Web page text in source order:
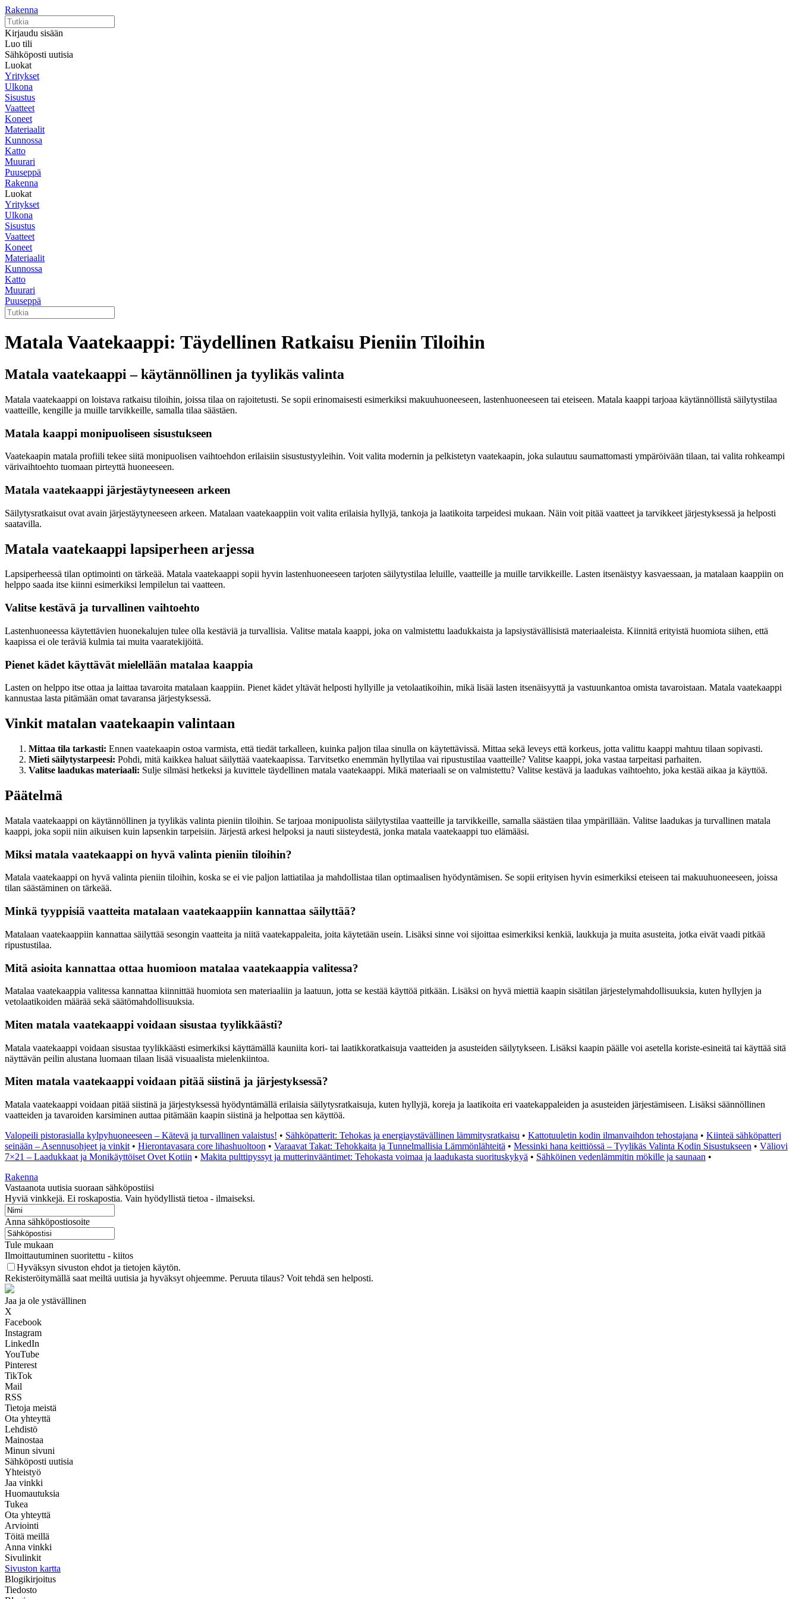
Rakenna
Kirjaudu sisään
Luo tili
Sähköposti uutisia
Luokat
Yritykset
Ulkona
Sisustus
Vaatteet
Koneet
Materiaalit
Kunnossa
Katto
Muurari
Puuseppä
Rakenna
Luokat
Yritykset
Ulkona
Sisustus
Vaatteet
Koneet
Materiaalit
Kunnossa
Katto
Muurari
Puuseppä
Matala Vaatekaappi: Täydellinen Ratkaisu Pieniin Tiloihin
Matala vaatekaappi – käytännöllinen ja tyylikäs valinta
Matala vaatekaappi on loistava ratkaisu tiloihin, joissa tilaa on rajoitetusti. Se sopii erinomaisesti esimerkiksi makuuhuoneeseen, lastenhuoneeseen tai eteiseen. Matala kaappi tarjoaa käytännöllistä säilytystilaa
vaatteille, kengille ja muille tarvikkeille, samalla tilaa säästäen.
Matala kaappi monipuoliseen sisustukseen
Vaatekaapin matala profiili tekee siitä monipuolisen vaihtoehdon erilaisiin sisustustyyleihin. Voit valita modernin ja pelkistetyn vaatekaapin, joka sulautuu saumattomasti ympäröivään tilaan, tai valita rohkeampi
värivaihtoehto tuomaan pirteyttä huoneeseen.
Matala vaatekaappi järjestäytyneeseen arkeen
Säilytysratkaisut ovat avain järjestäytyneeseen arkeen. Matalaan vaatekaappiin voit valita erilaisia hyllyjä, tankoja ja laatikoita tarpeidesi mukaan. Näin voit pitää vaatteet ja tarvikkeet järjestyksessä ja helposti
saatavilla.
Matala vaatekaappi lapsiperheen arjessa
Lapsiperheessä tilan optimointi on tärkeää. Matala vaatekaappi sopii hyvin lastenhuoneeseen tarjoten säilytystilaa leluille, vaatteille ja muille tarvikkeille. Lasten itsenäistyy kasvaessaan, ja matalaan kaappiin on
helppo saada itse kiinni esimerkiksi lempilelun tai vaatteen.
Valitse kestävä ja turvallinen vaihtoehto
Lastenhuoneessa käytettävien huonekalujen tulee olla kestäviä ja turvallisia. Valitse matala kaappi, joka on valmistettu laadukkaista ja lapsiystävällisistä materiaaleista. Kiinnitä erityistä huomiota siihen, että
kaapissa ei ole teräviä kulmia tai muita vaaratekijöitä.
Pienet kädet käyttävät mielellään matalaa kaappia
Lasten on helppo itse ottaa ja laittaa tavaroita matalaan kaappiin. Pienet kädet yltävät helposti hyllyille ja vetolaatikoihin, mikä lisää lasten itsenäisyyttä ja vastuunkantoa omista tavaroistaan. Matala vaatekaappi
kannustaa lasta pitämään omat tavaransa järjestyksessä.
Vinkit matalan vaatekaapin valintaan
Mittaa tila tarkasti: Ennen vaatekaapin ostoa varmista, että tiedät tarkalleen, kuinka paljon tilaa sinulla on käytettävissä. Mittaa sekä leveys että korkeus, jotta valittu kaappi mahtuu tilaan sopivasti.
Mieti säilytystarpeesi: Pohdi, mitä kaikkea haluat säilyttää vaatekaapissa. Tarvitsetko enemmän hyllytilaa vai ripustustilaa vaatteille? Valitse kaappi, joka vastaa tarpeitasi parhaiten.
Valitse laadukas materiaali: Sulje silmäsi hetkeksi ja kuvittele täydellinen matala vaatekaappi. Mikä materiaali se on valmistettu? Valitse kestävä ja laadukas vaihtoehto, joka kestää aikaa ja käyttöä.
Päätelmä
Matala vaatekaappi on käytännöllinen ja tyylikäs valinta pieniin tiloihin. Se tarjoaa monipuolista säilytystilaa vaatteille ja tarvikkeille, samalla säästäen tilaa ympärillään. Valitse laadukas ja turvallinen matala
kaappi, joka sopii niin aikuisen kuin lapsenkin tarpeisiin. Järjestä arkesi helpoksi ja nauti siisteydestä, jonka matala vaatekaappi tuo elämääsi.
Miksi matala vaatekaappi on hyvä valinta pieniin tiloihin?
Matala vaatekaappi on hyvä valinta pieniin tiloihin, koska se ei vie paljon lattiatilaa ja mahdollistaa tilan optimaalisen hyödyntämisen. Se sopii erityisen hyvin esimerkiksi eteiseen tai makuuhuoneeseen, joissa
tilan säästäminen on tärkeää.
Minkä tyyppisiä vaatteita matalaan vaatekaappiin kannattaa säilyttää?
Matalaan vaatekaappiin kannattaa säilyttää sesongin vaatteita ja niitä vaatekappaleita, joita käytetään usein. Lisäksi sinne voi sijoittaa esimerkiksi kenkiä, laukkuja ja muita asusteita, jotka eivät vaadi pitkää
ripustustilaa.
Mitä asioita kannattaa ottaa huomioon matalaa vaatekaappia valitessa?
Matalaa vaatekaappia valitessa kannattaa kiinnittää huomiota sen materiaaliin ja laatuun, jotta se kestää käyttöä pitkään. Lisäksi on hyvä miettiä kaapin sisätilan järjestelymahdollisuuksia, kuten hyllyjen ja
vetolaatikoiden määrää sekä säätömahdollisuuksia.
Miten matala vaatekaappi voidaan sisustaa tyylikkäästi?
Matala vaatekaappi voidaan sisustaa tyylikkäästi esimerkiksi käyttämällä kauniita kori- tai laatikkoratkaisuja vaatteiden ja asusteiden säilytykseen. Lisäksi kaapin päälle voi asetella koriste-esineitä tai käyttää sitä
näyttävän peilin alustana luomaan tilaan lisää visuaalista mielenkiintoa.
Miten matala vaatekaappi voidaan pitää siistinä ja järjestyksessä?
Matala vaatekaappi voidaan pitää siistinä ja järjestyksessä hyödyntämällä erilaisia säilytysratkaisuja, kuten hyllyjä, koreja ja laatikoita eri vaatekappaleiden ja asusteiden järjestämiseen. Lisäksi säännöllinen
vaatteiden ja tavaroiden karsiminen auttaa pitämään kaapin siistinä ja helpottaa sen käyttöä.
Valopeili pistorasialla kylpyhuoneeseen – Kätevä ja turvallinen valaistus! • Sähköpatterit: Tehokas ja energiaystävällinen lämmitysratkaisu • Kattotuuletin kodin ilmanvaihdon tehostajana • Kiinteä sähköpatteri
seinään – Asennusohjeet ja vinkit • Hierontavasara core lihashuoltoon • Varaavat Takat: Tehokkaita ja Tunnelmallisia Lämmönlähteitä • Messinki hana keittiössä – Tyylikäs Valinta Kodin Sisustukseen • Väliovi
7×21 – Laadukkaat ja Monikäyttöiset Ovet Kotiin • Makita pulttipyssyt ja mutterinvääntimet: Tehokasta voimaa ja laadukasta suorituskykyä • Sähköinen vedenlämmitin mökille ja saunaan •
Rakenna
Vastaanota uutisia suoraan sähköpostiisi
Hyviä vinkkejä. Ei roskapostia. Vain hyödyllistä tietoa - ilmaiseksi.
Anna sähköpostiosoite
Tule mukaan
Ilmoittautuminen suoritettu - kiitos
Hyväksyn sivuston ehdot ja tietojen käytön.
Rekisteröitymällä saat meiltä uutisia ja hyväksyt ohjeemme. Peruuta tilaus? Voit tehdä sen helposti.
Jaa ja ole ystävällinen
X
Facebook
Instagram
LinkedIn
YouTube
Pinterest
TikTok
Mail
RSS
Tietoja meistä
Ota yhteyttä
Lehdistö
Mainostaa
Minun sivuni
Sähköposti uutisia
Yhteistyö
Jaa vinkki
Huomautuksia
Tukea
Ota yhteyttä
Arviointi
Töitä meillä
Anna vinkki
Sivulinkit
Sivuston kartta
Blogikirjoitus
Tiedosto